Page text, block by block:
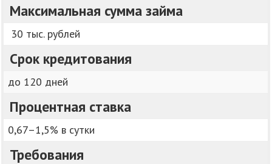
Максимальная сумма займа
30 тыс. рублей
Срок кредитования
до 120 дней
Процентная ставка
0,67–1,5% в сутки
Требования